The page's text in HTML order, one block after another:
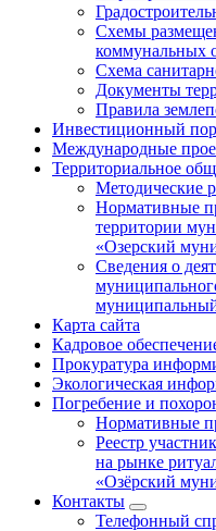
Схемы
коммунальных
Схема
Документы
Правила
Инвестиционный
Международные
Территориальное
Методические
Нормативные
территории
«Озерский
Сведения о
Карта сайта
Кадровое
Прокуратура
Экологическая
Погребение и
Нормативные
Реестр
на рынке
«Озёрский
Контакты
Телефонный